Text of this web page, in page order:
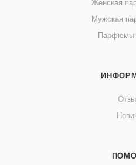
Женская
Мужская
Парфюмы